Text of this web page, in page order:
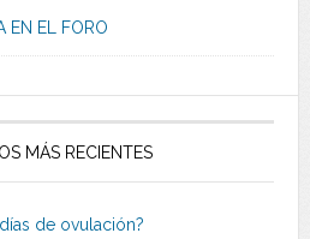
EN EL FORO
MÁS RECIENTES
de ovulación?